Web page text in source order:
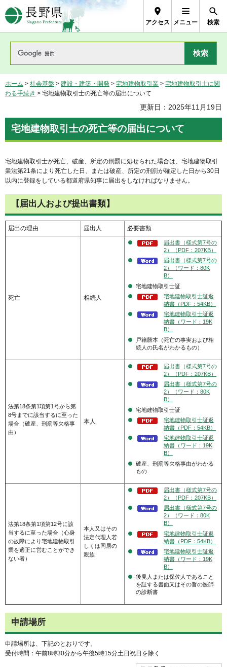
長野県Nagano Prefecture
アクセス メニュー 検索
ホーム > 社会基盤 > 建設・建築・開発 > 宅地建物取引業 > 宅地建物取引士に関
わる手続き > 宅地建物取引士の死亡等の届出について
更新日：2025年11月19日
宅地建物取引士の死亡等の届出について
宅地建物取引士が死亡、破産、所定の刑罰に処せられた場合は、宅地建物取引
業法第21条により死亡した日、または破産、所定の刑罰が確定した日から30日
以内に登録をしている都道府県知事に届出をしなければなりません。
【届出人および提出書類】
届出の理由 届出人 必要書類
死亡 相続人
届出書（様式第7号の
2）（PDF：207KB）
届出書（様式第7号の
2）（ワード：80K
B）
宅地建物取引士証
宅地建物取引士証返
納書（PDF：54KB）
宅地建物取引士証返
納書（ワード：19K
B）
戸籍謄本（死亡の事実および相
続人の氏名がわかるもの）
法第18条第1項第1号から第
8号までに該当するに至った
場合（破産、刑罰等欠格事
由）
本人
届出書（様式第7号の
2）（PDF：207KB）
届出書（様式第7号の
2）（ワード：80K
B）
宅地建物取引士証
宅地建物取引士証返
納書（PDF：54KB）
宅地建物取引士証返
納書（ワード：19K
B）
破産、刑罰等欠格事由がわかる
もの
法第18条第1項第12号に該
当するに至った場合（心身
の故障により宅地建物取引
業を適正に営むことができ
ない者）
本人又はその
法定代理人若
しくは同居の
親族
届出書（様式第7号の
2）（PDF：207KB）
届出書（様式第7号の
2）（ワード：80K
B）
宅地建物取引士証返
納書（PDF：54KB）
宅地建物取引士証返
納書（ワード：19K
B）
後見人または保佐人であること
を証する書面又はその旨の医師
の診断書
申請場所
申請場所は、下記のとおりです。
受付時間：午前8時30分から午後5時15分土日祝日を除く